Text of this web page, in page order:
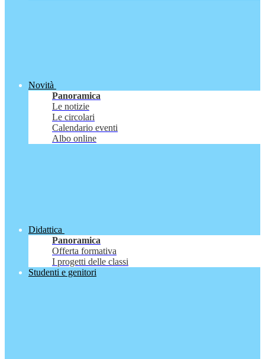
Novità
Panoramica
Le notizie
Le circolari
Calendario eventi
Albo online
Didattica
Panoramica
Offerta formativa
I progetti delle classi
Studenti e genitori